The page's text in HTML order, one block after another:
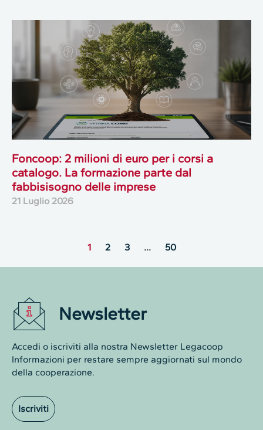
Foncoop: 2 milioni di euro per i corsi a
catalogo. La formazione parte dal
fabbisisogno delle imprese
21 Luglio 2026
1 2 3 … 50
Newsletter
Accedi o iscriviti alla nostra Newsletter Legacoop
Informazioni per restare sempre aggiornati sul mondo
della cooperazione.
Iscriviti